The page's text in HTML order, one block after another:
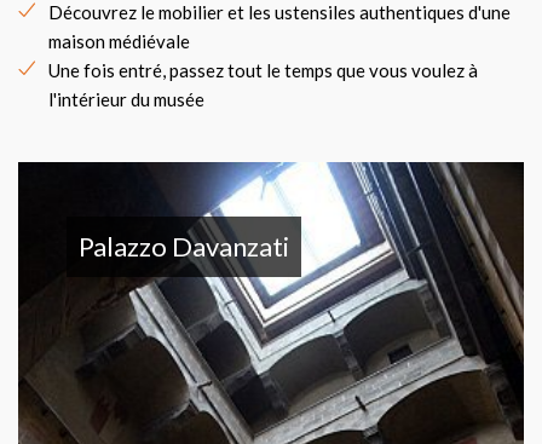
Découvrez le mobilier et les ustensiles authentiques d'une
maison médiévale
Une fois entré, passez tout le temps que vous voulez à
l'intérieur du musée
Palazzo Davanzati